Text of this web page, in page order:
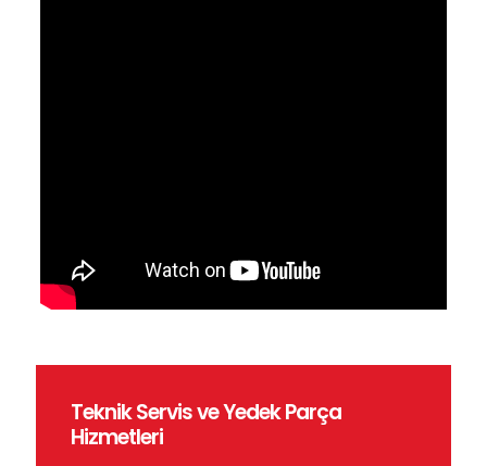
Teknik Servis ve Yedek Parça
Hizmetleri